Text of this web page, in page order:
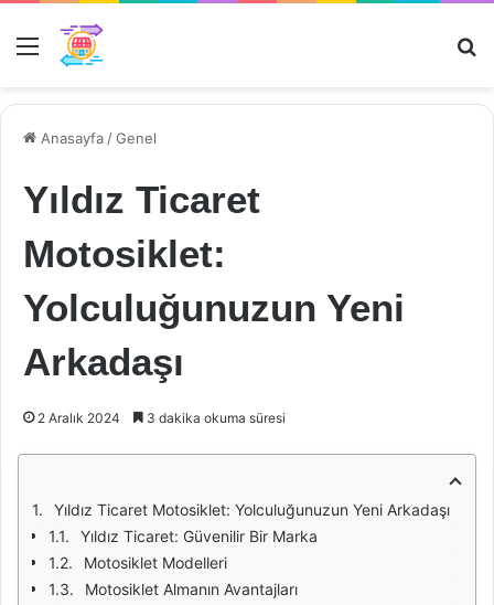
Menü
Anasayfa /Genel
Yıldız Ticaret
Motosiklet:
Yolculuğunuzun Yeni
Arkadaşı
2 Aralık 2024 3 dakika okuma süresi
Yıldız Ticaret Motosiklet: Yolculuğunuzun Yeni Arkadaşı
Yıldız Ticaret: Güvenilir Bir Marka
Motosiklet Modelleri
Motosiklet Almanın Avantajları